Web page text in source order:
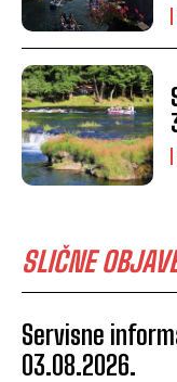
SLIČNE
Servisne
03.08.2026.